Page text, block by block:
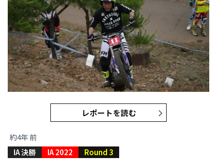
レポートを読む
約4年 前
IA 決勝
IA 2022 Round 3